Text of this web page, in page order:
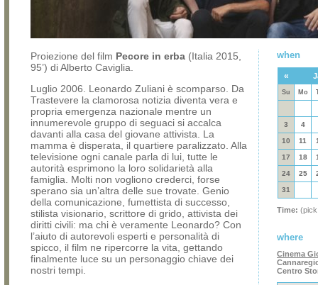
Proiezione del film Pecore in erba (Italia 2015,
95’) di Alberto Caviglia.
Luglio 2006. Leonardo Zuliani è scomparso. Da
Trastevere la clamorosa notizia diventa vera e
propria emergenza nazionale mentre un
innumerevole gruppo di seguaci si accalca
davanti alla casa del giovane attivista. La
mamma è disperata, il quartiere paralizzato. Alla
televisione ogni canale parla di lui, tutte le
autorità esprimono la loro solidarietà alla
famiglia. Molti non vogliono crederci, forse
sperano sia un’altra delle sue trovate. Genio
della comunicazione, fumettista di successo,
stilista visionario, scrittore di grido, attivista dei
diritti civili: ma chi è veramente Leonardo? Con
l’aiuto di autorevoli esperti e personalità di
spicco, il film ne ripercorre la vita, gettando
finalmente luce su un personaggio chiave dei
nostri tempi.
when
«
Su Mo
3 4
10 11
17 18
24 25
31
Time:
where
Cinema
Centro